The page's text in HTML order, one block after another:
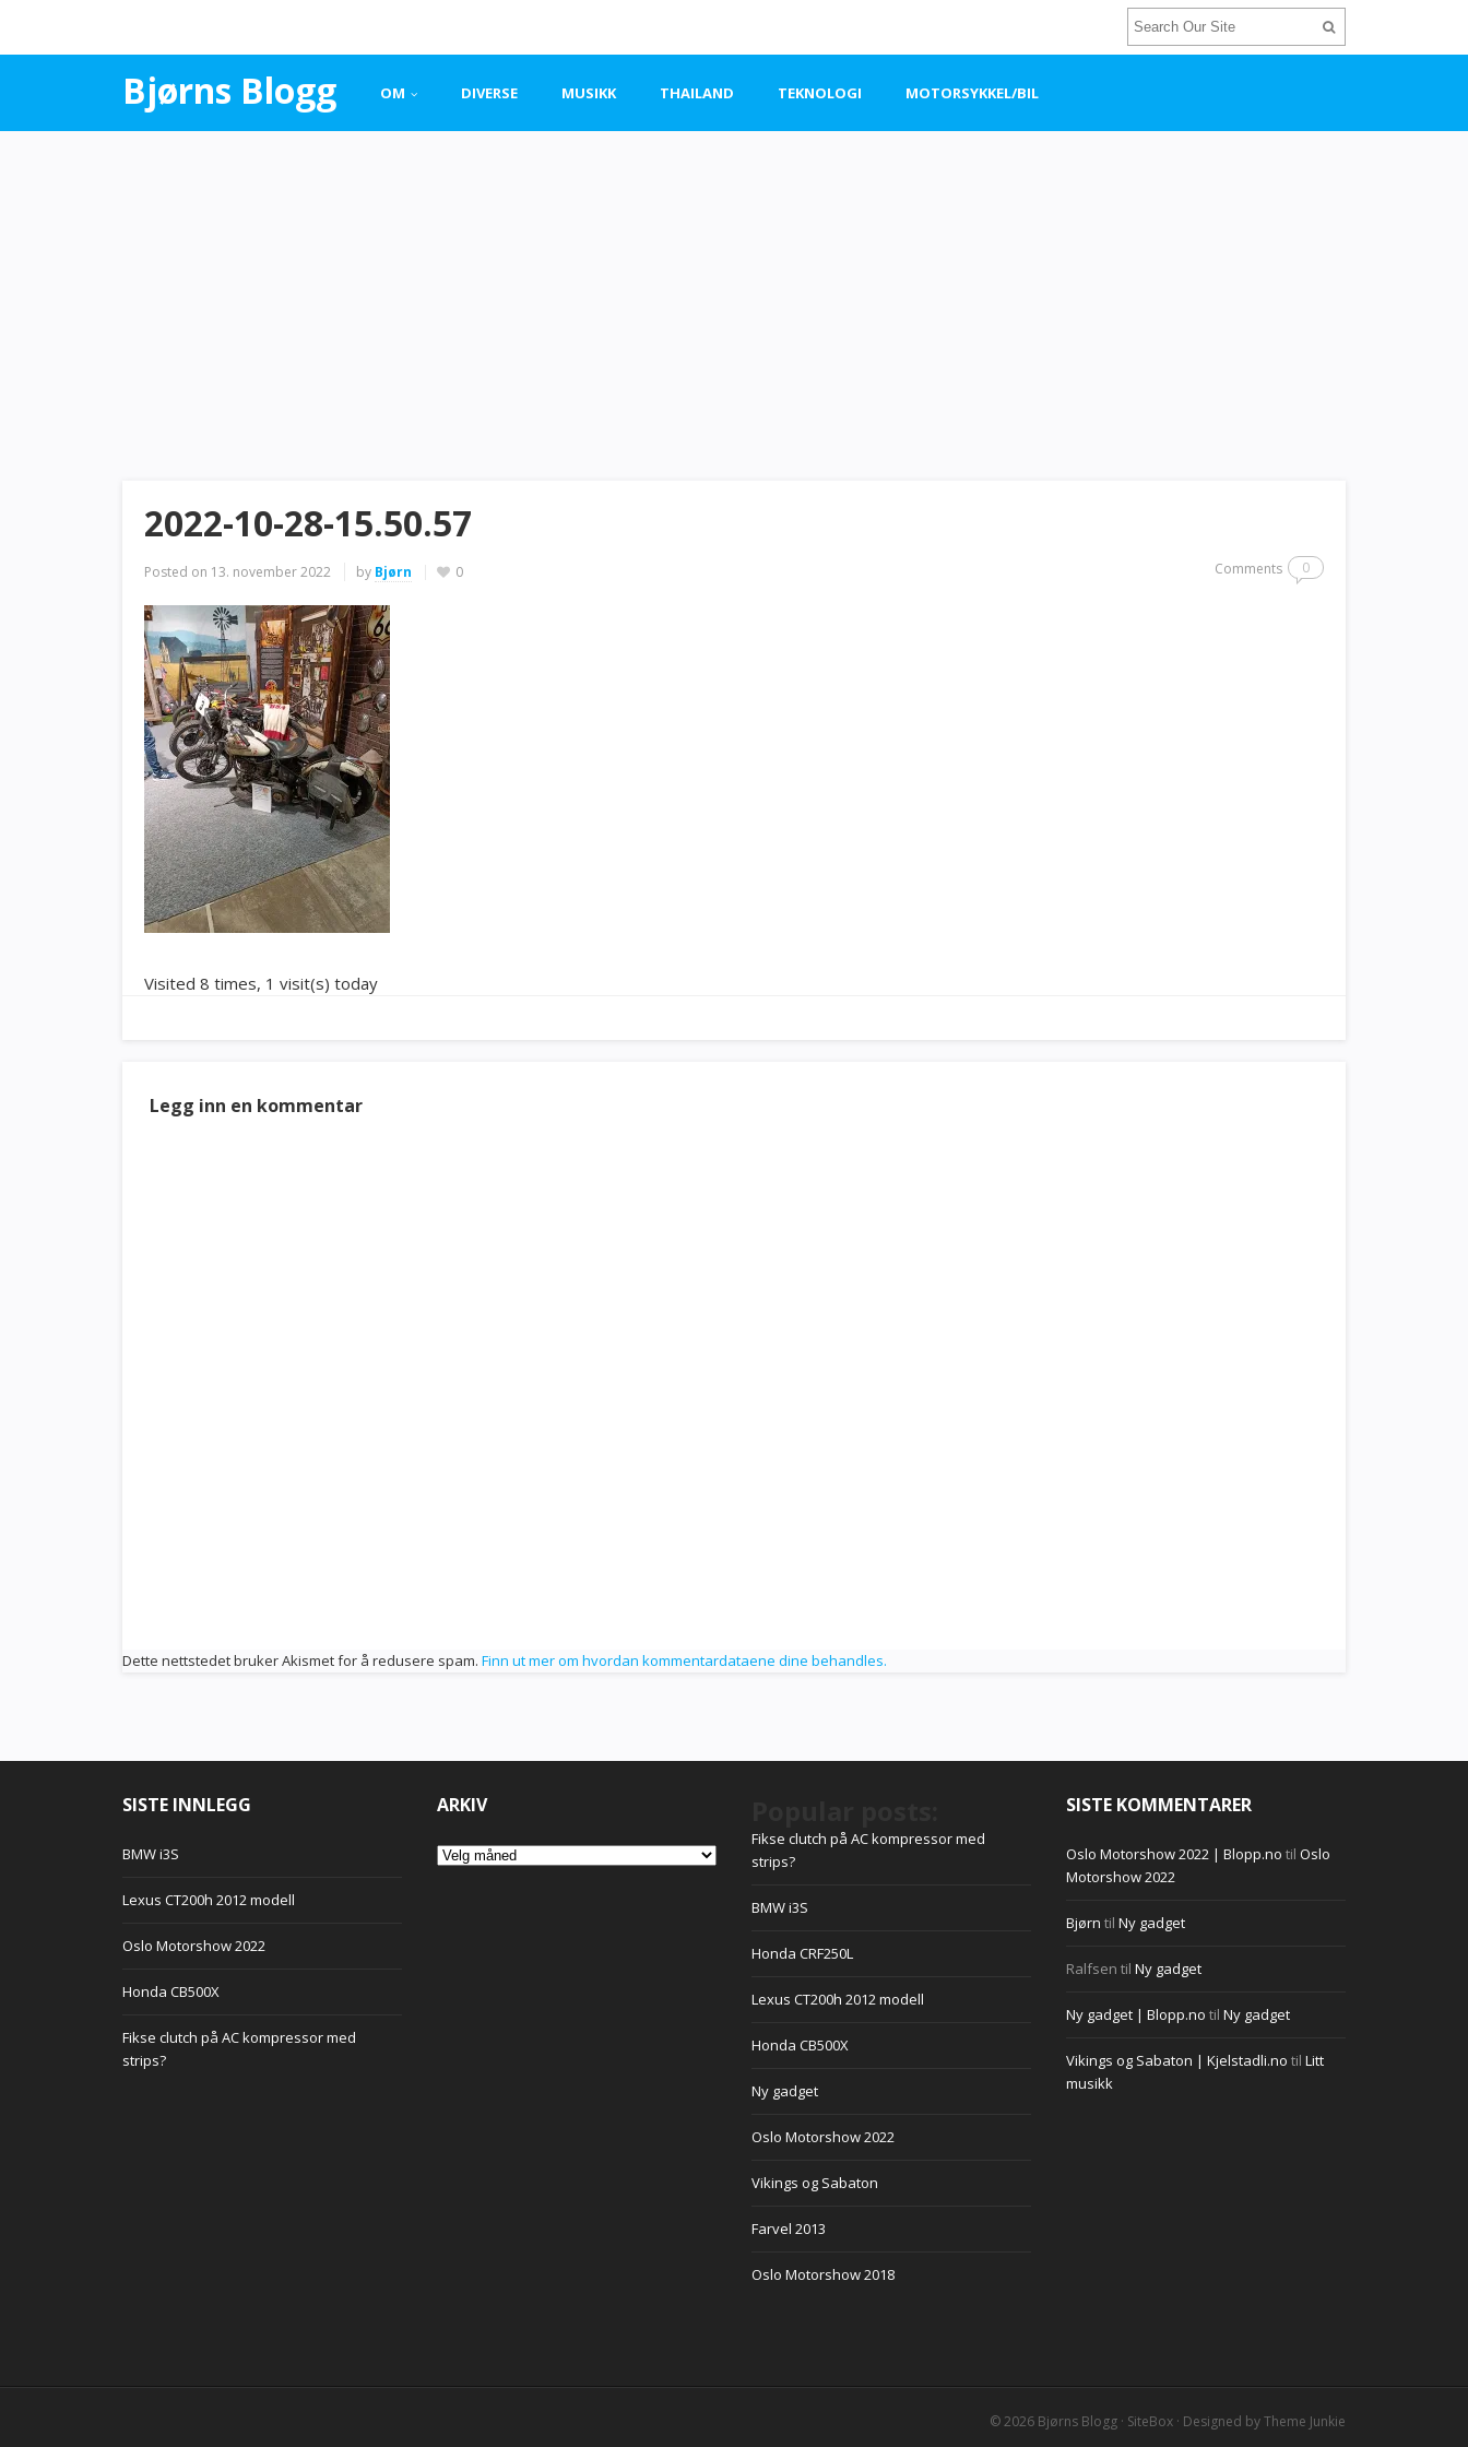
Bjørns Blogg OM DIVERSE MUSIKK THAILAND TEKNOLOGI MOTORSYKKEL/BIL
2022-10-28-15.50.57
Posted on 13. november 2022 by Bjørn 0 Comments 0
Visited 8 times, 1 visit(s) today
Legg inn en kommentar
Dette nettstedet bruker Akismet for å redusere spam. Finn ut mer om hvordan kommentardataene dine behandles.
SISTE INNLEGG
BMW i3S
Lexus CT200h 2012 modell
Oslo Motorshow 2022
Honda CB500X
Fikse clutch på AC kompressor med
strips?
ARKIV
Arkiv
Fikse clutch på AC kompressor med
strips?
BMW i3S
Honda CRF250L
Lexus CT200h 2012 modell
Honda CB500X
Ny gadget
Oslo Motorshow 2022
Vikings og Sabaton
Farvel 2013
Oslo Motorshow 2018
SISTE KOMMENTARER
Oslo Motorshow 2022 | Blopp.no til Oslo
Motorshow 2022
Bjørn til Ny gadget
Ralfsen til Ny gadget
Ny gadget | Blopp.no til Ny gadget
Vikings og Sabaton | Kjelstadli.no til Litt
musikk
© 2026 Bjørns Blogg · SiteBox · Designed byTheme Junkie